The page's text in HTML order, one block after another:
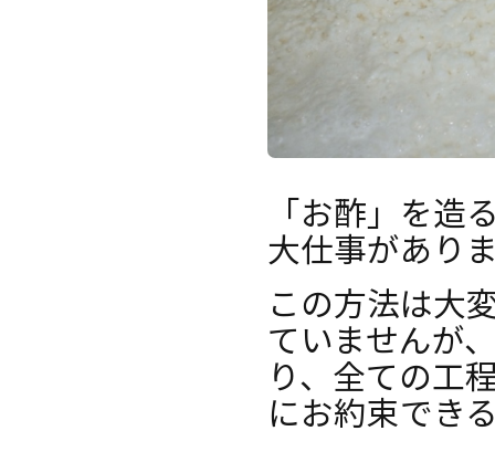
「お酢」を造
大仕事があり
この方法は大
ていませんが
り、全ての工
にお約束でき